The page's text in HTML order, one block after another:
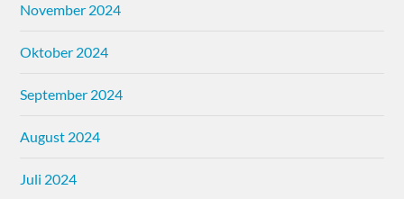
November 2024
Oktober 2024
September 2024
August 2024
Juli 2024